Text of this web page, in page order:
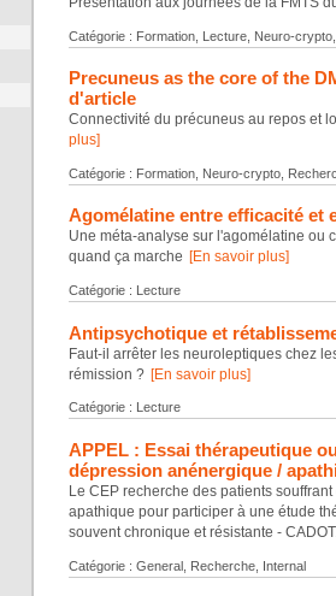
Catégorie : Formation, Lecture, Neuro-
Precuneus as the core of the
d'article
Connectivité du précuneus au repos et
plus]
Catégorie : Formation, Neuro-crypto,
Agomélatine entre efficacité et
Une méta-analyse sur l'agomélatine ou
quand ça marche
[En savoir plus]
Catégorie : Lecture
Antipsychotique et
Faut-il arrêter les neuroleptiques chez
rémission ? [En savoir plus]
Catégorie : Lecture
APPEL : Essai thérapeutique
dépression anénergique /
Le CEP recherche des patients
apathique pour participer à une étude
souvent chronique et résistante - CADOT.
Catégorie : General, Recherche, Internal